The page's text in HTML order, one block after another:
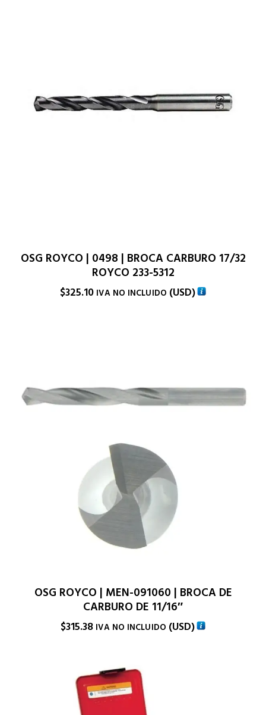
OSG ROYCO | 0498 | BROCA CARBURO 17/32
ROYCO 233-5312
$325.10 IVA NO INCLUIDO (USD)
OSG ROYCO | MEN-091060 | BROCA DE
CARBURO DE 11/16″
$315.38 IVA NO INCLUIDO (USD)